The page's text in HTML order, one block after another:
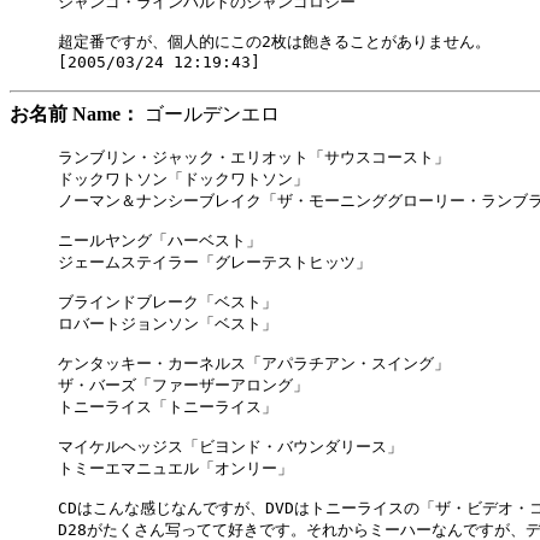
超定番ですが、個人的にこの2枚は飽きることがありません。
お名前 Name： ゴールデンエロ
ランブリン・ジャック・エリオット「サウスコースト」
ドックワトソン「ドックワトソン」
ノーマン＆ナンシーブレイク「ザ・モーニンググローリー・ランブラ
ニールヤング「ハーベスト」
ジェームステイラー「グレーテストヒッツ」
ブラインドブレーク「ベスト」
ロバートジョンソン「ベスト」
ケンタッキー・カーネルス「アパラチアン・スイング」
ザ・バーズ「ファーザーアロング」
トニーライス「トニーライス」
マイケルヘッジス「ビヨンド・バウンダリース」
トミーエマニュエル「オンリー」
CDはこんな感じなんですが、DVDはトニーライスの「ザ・ビデオ・
D28がたくさん写ってて好きです。それからミーハーなんですが、